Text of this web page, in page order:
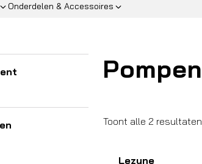
Onderdelen & Accessoires
Pompen
Toont alle 2 resultaten
Lezyne